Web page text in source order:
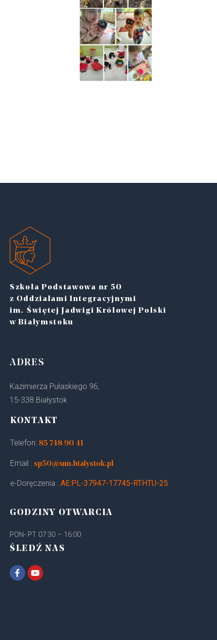
Szkoła Podstawowa nr 50
z Oddziałami Integracyjnymi
im. Świętej Jadwigi Królowej Polski
w Białymstoku
ADRES
Kazimierza Pułaskiego 96,
15-338 Białystok
KONTAKT
Telefon: 85 748 90 41
Email : sp50@um.bialystok.pl
e-Doręczenia : AE:PL-37947-17745-RTHTU-25
GODZINY OTWARCIA
PON- PT 07:30 – 16:00
ŚLEDŹ NAS